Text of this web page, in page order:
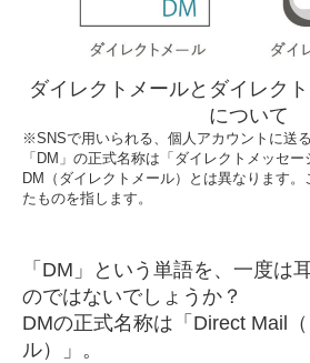
ダイレクトメールとダイレク
について
※SNSで用いられる、個人アカウントに送
「DM」の正式名称は「ダイレクトメッセ
DM（ダイレクトメール）とは異なります。
たものを指します。
「DM」という単語を、一度は
のではないでしょうか？
DMの正式名称は「Direct Mail
ル）」。